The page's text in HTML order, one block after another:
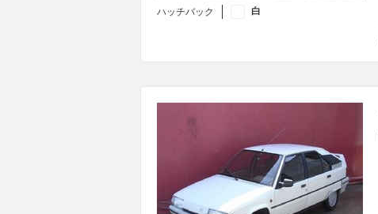
ハッチバック 白